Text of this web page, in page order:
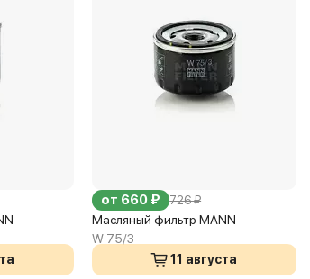
от 660 ₽ 726 ₽
Масляный фильтр MANN
W 75/3
11 августа